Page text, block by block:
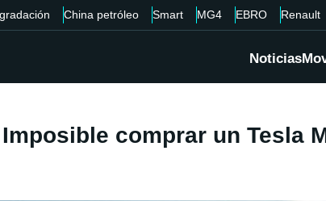
China petróleo Smart MG4 EBRO Renault
Noticias
comprar un Tesla